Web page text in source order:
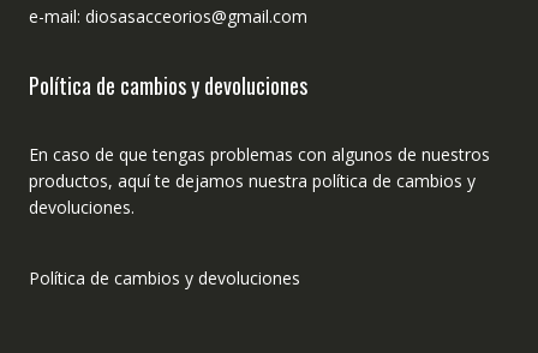
e-mail: diosasacceorios@gmail.com
Política de cambios y devoluciones
En caso de que tengas problemas con algunos de nuestros
productos, aquí te dejamos nuestra política de cambios y
devoluciones.
Política de cambios y devoluciones